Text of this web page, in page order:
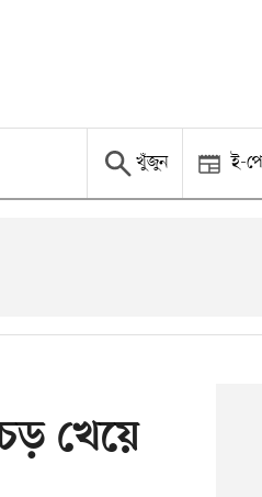
খুঁজুন ই-
খেয়ে